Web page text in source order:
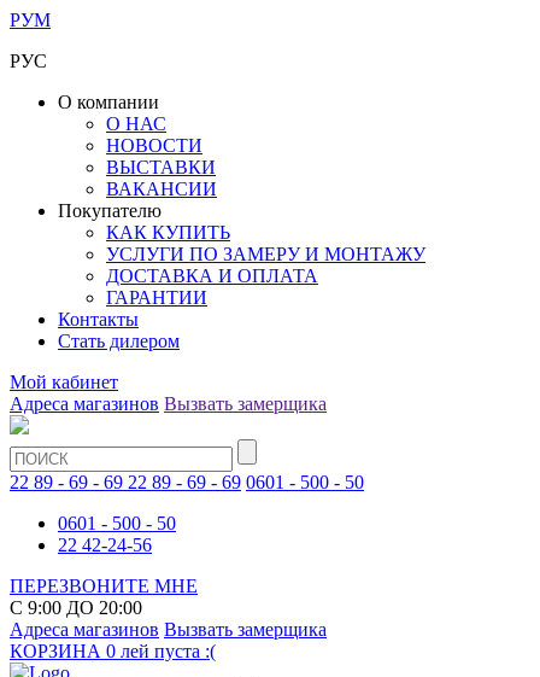
РУМ
РУС
О компании
О НАС
НОВОСТИ
ВЫСТАВКИ
ВАКАНСИИ
Покупателю
КАК КУПИТЬ
УСЛУГИ ПО ЗАМЕРУ И МОНТАЖУ
ДОСТАВКА И ОПЛАТА
ГАРАНТИИ
Контакты
Стать дилером
Мой кабинет
Адреса магазинов Вызвать замерщика
22 89 - 69 - 69 22 89 - 69 - 69 0601 - 500 - 50
0601 - 500 - 50
22 42-24-56
ПЕРЕЗВОНИТЕ МНЕ
С 9:00 ДО 20:00
Адреса магазинов Вызвать замерщика
КОРЗИНА 0 лей пуста :(